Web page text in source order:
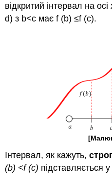
відкритий інтервал на
d) з b<c має f (b) ≤f (c).
Інтервал, як кажуть,
(b) <f (c) підставляється